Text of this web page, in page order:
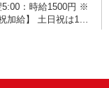
：時給1500円 ※
2